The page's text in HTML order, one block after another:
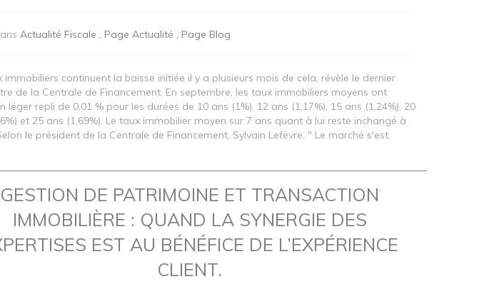
Actualité Fiscale Page Actualité Page Blog
immobiliers continuent la baisse initiée il y a plusieurs mois de cela, révèle le dernier
de la Centrale de Financement. En septembre, les taux immobiliers moyens ont
léger repli de 0,01 % pour les durées de 10 ans (1%), 12 ans (1,17%), 15 ans (1,24%), 20
et 25 ans (1,69%). Le taux immobilier moyen sur 7 ans quant à lui reste inchangé à
le président de la Centrale de Financement, Sylvain Lefèvre, " Le marché s'est
GESTION DE PATRIMOINE ET TRANSACTION
IMMOBILIÈRE : QUAND LA SYNERGIE DES
EST AU BÉNÉFICE DE L’EXPÉRIENCE
CLIENT.